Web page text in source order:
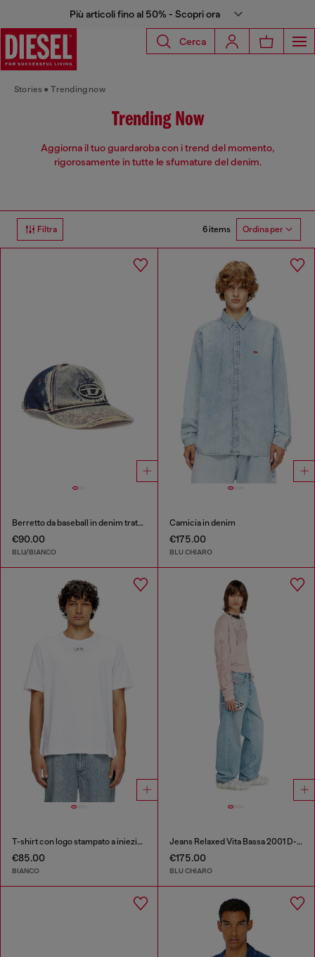
Più articoli fino al 50% - Scopri ora
Cerca
Stories Trending now
Trending Now
Aggiorna il tuo guardaroba con i trend del momento,
rigorosamente in tutte le sfumature del denim.
Filtra 6 items Ordina per
Berretto da baseball in denim trattato
€90.00
BLU/BIANCO
Camicia in denim
€175.00
BLU CHIARO
T-shirt con logo stampato a iniezione
€85.00
BIANCO
Jeans Relaxed Vita Bassa 2001 D-Macro
€175.00
BLU CHIARO